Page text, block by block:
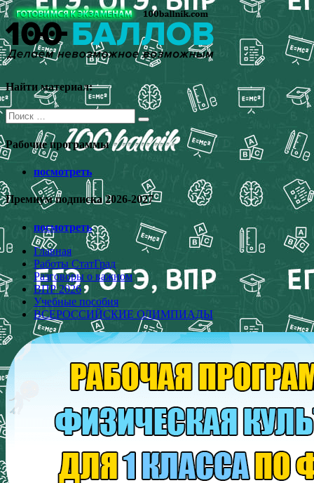
Перейти
к
содержимому
Найти материал:
Поиск
для:
Рабочие программы
посмотреть
Премиум подписка 2026-2027
посмотреть
Главная
Работы СтатГрад
Разговоры о важном
ВПР 2026
Учебные пособия
ВСЕРОССИЙСКИЕ ОЛИМПИАДЫ